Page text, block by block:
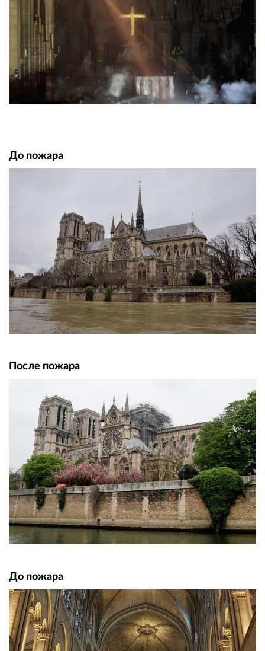
До пожара
После пожара
До пожара